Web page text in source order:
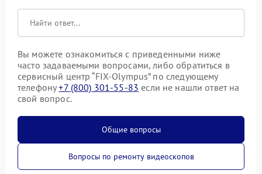
Вы можете ознакомиться с приведенными ниже
часто задаваемыми вопросами, либо обратиться в
сервисный центр “FIX-Olympus” по следующему
телефону+7 (800) 301-55-83 если не нашли ответ на
свой вопрос.
Общие вопросы
Вопросы по ремонту видеоскопов